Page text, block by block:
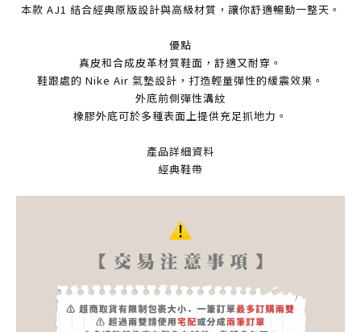
本款 AJ1 結合經典原版設計與高級材質，讓你舒適暢動一整天。
優點
真皮和合成皮革材質鞋面，舒適又耐穿。
鞋跟處的 Nike Air 氣墊設計，打造輕量彈性的緩震效果。
外底前側彈性溝紋
橡膠外底可於多種表面上提供充足抓地力。
產品詳細資料
經典鞋帶